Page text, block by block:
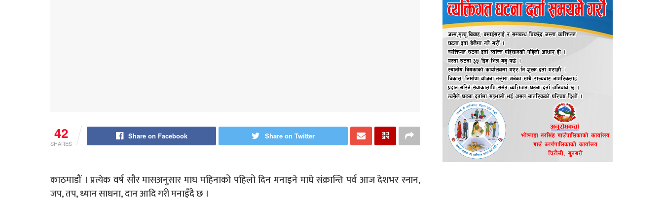
42
SHARES
Share on Facebook Share on Twitter
काठमाडौं । प्रत्येक वर्ष सौर मासअनुसार माघ महिनाको पहिलो दिन मनाइने माघे संक्रान्ति पर्व आज देशभर स्नान,
जप, तप, ध्यान साधना, दान आदि गरी मनाइँदै छ ।